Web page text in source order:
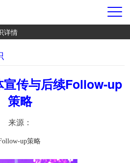
详情
宣传与后续Follow-up
策略
来源：
up策略